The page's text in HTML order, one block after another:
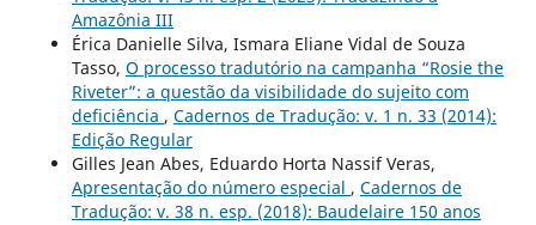
Amazônia III
Érica Danielle Silva, Ismara Eliane Vidal de Souza
Tasso, O processo tradutório na campanha “Rosie the
Riveter”: a questão da visibilidade do sujeito com
deficiência , Cadernos de Tradução: v. 1 n. 33 (2014):
Edição Regular
Gilles Jean Abes, Eduardo Horta Nassif Veras,
Apresentação do número especial , Cadernos de
Tradução: v. 38 n. esp. (2018): Baudelaire 150 anos